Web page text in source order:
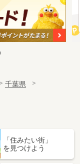
千葉県
「住みたい街」
を見つけよう